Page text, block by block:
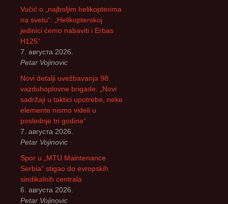
Vučić o „najboljim helikopterima
na svetu“: „Helikopterskoj
jedinici ćemo nabaviti i Erbas
H125“
7. августа 2026.
Petar Vojinovic
Novi detalji uvežbavanja 98.
vazduhoplovne brigade: „Novi
sadržaji u taktici upotrebe, neke
elemente nismo videli u
poslednje tri godine“
7. августа 2026.
Petar Vojinovic
Spor u „MTU Maintenance
Serbia“ stigao do evropskih
sindikalnih centrala
6. августа 2026.
Petar Vojinovic